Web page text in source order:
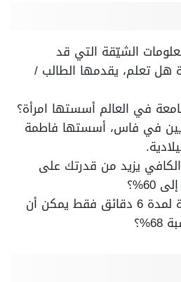
الشيّقة التي قد
تعلم، يقدمها الطالب /
في العالم أسستها امرأة؟
في فاس، أسستها فاطمة
يزيد من قدرتك على
هل تعلم أن القراءة لمدة 6 دقائق فقط يمكن أن